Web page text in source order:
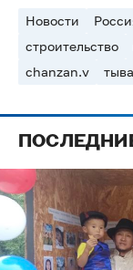
Новости
строительство
chanzan.v
тыва